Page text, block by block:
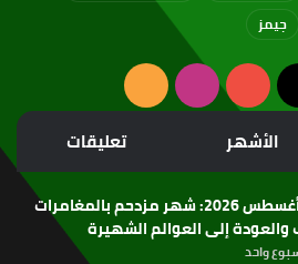
جيمز
‫X
‫YouTubeانستقرامملخص
الموقع
RSS
الأشهر تعليقات
ألعاب أغسطس 2026: شهر مزدحم بالمغامرات
والعودة إلى العوالم الشهيرة
واحد